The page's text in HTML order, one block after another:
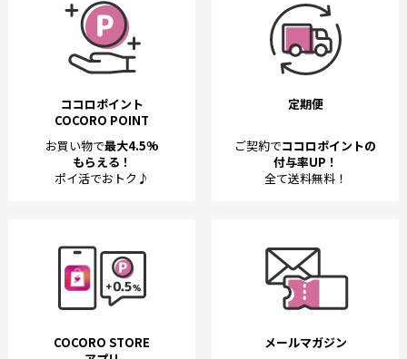
ココロポイント
COCORO POINT
お買い物で最大4.5%
もらえる！
ポイ活でおトク♪
定期便
ご契約でココロポイントの
付与率UP！
全て送料無料！
COCORO STORE
メールマガジン